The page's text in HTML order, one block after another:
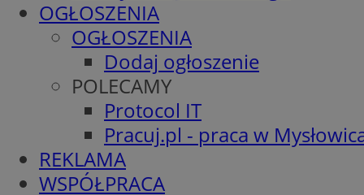
OGŁOSZENIA
OGŁOSZENIA
Dodaj ogłoszenie
POLECAMY
Protocol IT
Pracuj.pl - praca w
REKLAMA
WSPÓŁPRACA